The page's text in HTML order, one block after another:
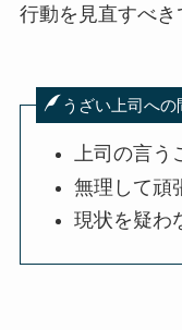
行動を見直すべき
うざい上司へ
上司の言う
無理して頑
現状を疑わ